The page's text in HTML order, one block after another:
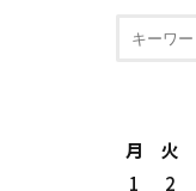
月
火
1 2